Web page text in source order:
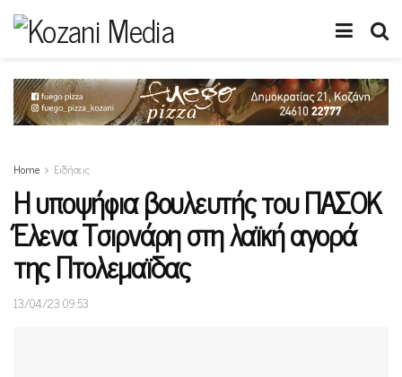
Home Ειδήσεις
Η υποψήφια βουλευτής του ΠΑΣΟΚ
Έλενα Τσιρνάρη στη λαϊκή αγορά
της Πτολεμαϊδας
13/04/23 09:53